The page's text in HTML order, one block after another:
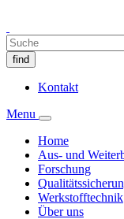
find
Kontakt
Menu
Home
Aus- und
Forschung
Werkstofftechnik
Über uns